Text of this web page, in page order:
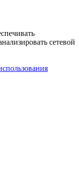
сетевой